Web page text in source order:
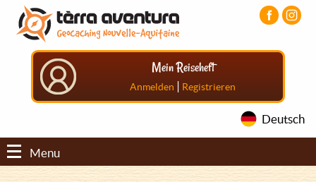
Direkt
zum
Inhalt
Aller
menu
principal
Aller
pied
Mein Reiseheft
Anmelden | Registrieren
Deutsch
Menu